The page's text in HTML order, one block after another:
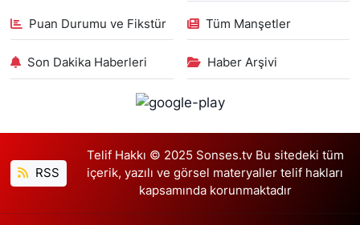
Puan Durumu ve Fikstür Tüm Manşetler
Son Dakika Haberleri Haber Arşivi
RSS
Telif Hakkı © 2025 Sonses.tv Bu sitedeki tüm
içerik, yazılı ve görsel materyaller telif hakları
kapsamında korunmaktadır